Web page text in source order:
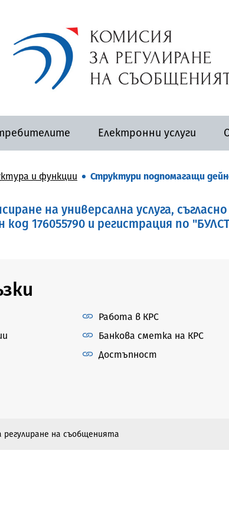
Електронни услуги
и функции Структури подпомагащи
на универсална услуга,
176055790 и регистрация по
Работа в КРС
Банкова сметка на КРС
Достъпност
регулиране на съобщенията